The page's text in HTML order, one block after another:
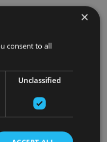
×
consent to all
Unclassified